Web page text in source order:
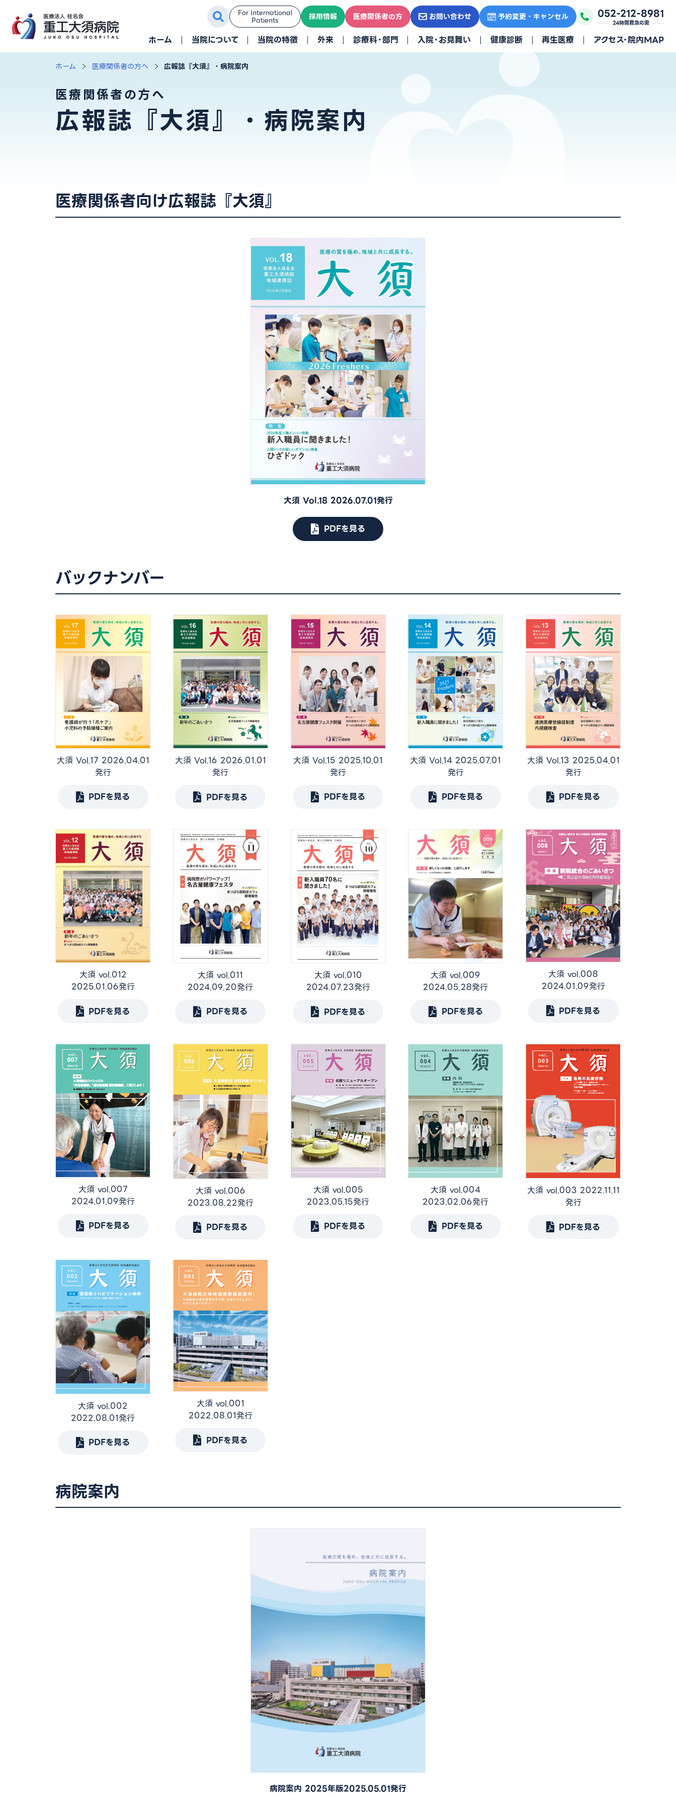
For International
Patients 採用情報 医療関係者の方 お問い合わせ 予約変更・キャンセル 052-212-8981
24時間救急応需
ホーム 当院について 当院の特徴 外来 診療科・部門 入院・お見舞い 健康診断 再生医療 アクセス・院内MAP
ホーム 医療関係者の方へ 広報誌『大須』・病院案内
医療関係者の方へ
広報誌『大須』・病院案内
医療関係者向け広報誌『大須』
大須 Vol.18 2026.07.01発行
PDFを見る
バックナンバー
大須 Vol.17 2026.04.01
発行
PDFを見る
大須 Vol.16 2026.01.01
発行
PDFを見る
大須 Vol.15 2025.10.01
発行
PDFを見る
大須 Vol.14 2025.07.01
発行
PDFを見る
大須 Vol.13 2025.04.01
発行
PDFを見る
大須 vol.012
2025.01.06発行
PDFを見る
大須 vol.011
2024.09.20発行
PDFを見る
大須 vol.010
2024.07.23発行
PDFを見る
大須 vol.009
2024.05.28発行
PDFを見る
大須 vol.008
2024.01.09発行
PDFを見る
大須 vol.007
2024.01.09発行
PDFを見る
大須 vol.006
2023.08.22発行
PDFを見る
大須 vol.005
2023.05.15発行
PDFを見る
大須 vol.004
2023.02.06発行
PDFを見る
大須 vol.003 2022.11.11
発行
PDFを見る
大須 vol.002
2022.08.01発行
PDFを見る
大須 vol.001
2022.08.01発行
PDFを見る
病院案内
病院案内 2025年版2025.05.01発行